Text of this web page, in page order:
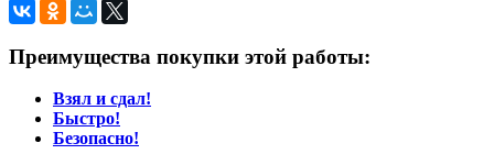
Преимущества покупки этой работы:
Взял и сдал!
Быстро!
Безопасно!